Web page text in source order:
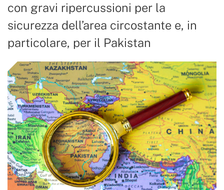
con gravi ripercussioni per la
sicurezza dell’area circostante e, in
particolare, per il Pakistan